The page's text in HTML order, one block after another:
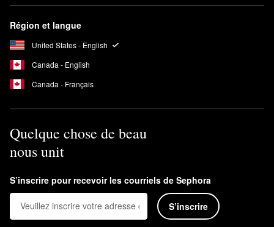
Région et langue
United States - English
Canada - English
Canada - Français
Quelque chose de beau
nous unit
S’inscrire pour recevoir les courriels de Sephora
S’inscrire